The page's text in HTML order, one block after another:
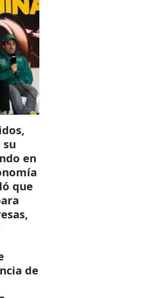
su
en
que
de